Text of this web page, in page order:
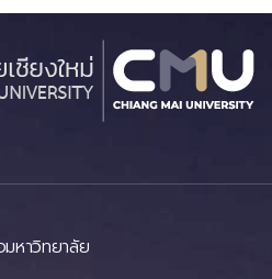
หาวิทยาลัย